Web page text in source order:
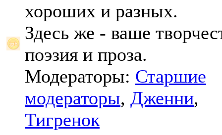
хороших и разных.
Здесь же - ваше
поэзия и проза.
Модераторы: Старшие
модераторы, Дженни,
Тигренок